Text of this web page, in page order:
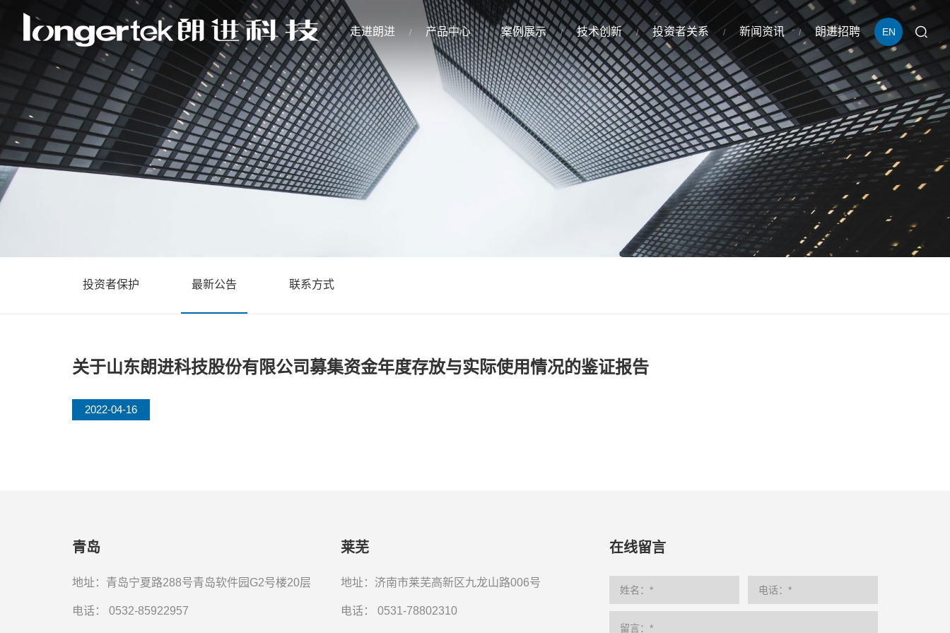
EN
走进朗进 产品中心 案例展示 技术创新 投资者关系 新闻资讯 朗进招聘
投资者保护 最新公告 联系方式
关于山东朗进科技股份有限公司募集资金年度存放与实际使用情况的鉴证报告
2022-04-16
青岛
地址：青岛宁夏路288号青岛软件园G2号楼20层
电话： 0532-85922957
莱芜
地址：济南市莱芜高新区九龙山路006号
电话：0531-78802310
在线留言